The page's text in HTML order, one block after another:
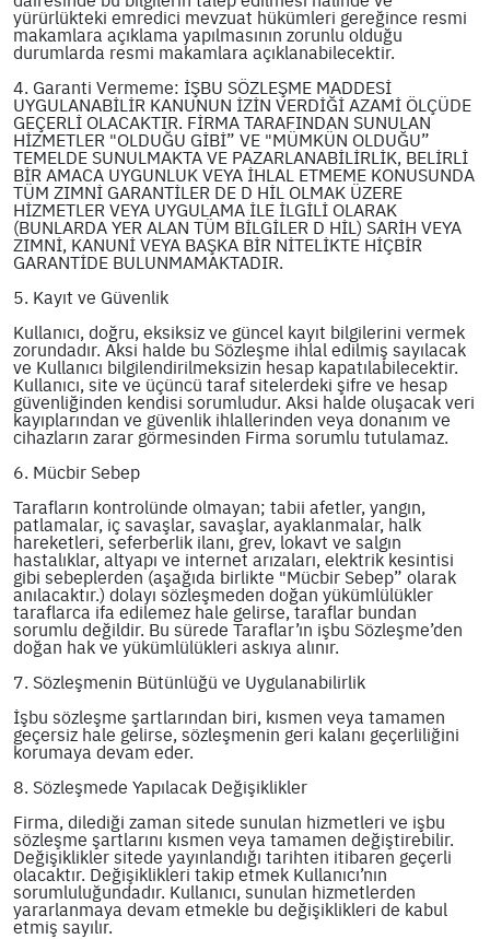
yürürlükteki emredici mevzuat hükümleri gereğince resmi
makamlara açıklama yapılmasının zorunlu olduğu
durumlarda resmi makamlara açıklanabilecektir.
4. Garanti Vermeme: İŞBU SÖZLEŞME MADDESİ
UYGULANABİLİR KANUNUN İZİN VERDİĞİ AZAMİ ÖLÇÜDE
GEÇERLİ OLACAKTIR. FİRMA TARAFINDAN SUNULAN
HİZMETLER "OLDUĞU GİBİ” VE "MÜMKÜN OLDUĞU”
TEMELDE SUNULMAKTA VE PAZARLANABİLİRLİK, BELİRLİ
BİR AMACA UYGUNLUK VEYA İHLAL ETMEME KONUSUNDA
TÜM ZIMNİ GARANTİLER DE D HİL OLMAK ÜZERE
HİZMETLER VEYA UYGULAMA İLE İLGİLİ OLARAK
(BUNLARDA YER ALAN TÜM BİLGİLER D HİL) SARİH VEYA
ZIMNİ, KANUNİ VEYA BAŞKA BİR NİTELİKTE HİÇBİR
GARANTİDE BULUNMAMAKTADIR.
5. Kayıt ve Güvenlik
Kullanıcı, doğru, eksiksiz ve güncel kayıt bilgilerini vermek
zorundadır. Aksi halde bu Sözleşme ihlal edilmiş sayılacak
ve Kullanıcı bilgilendirilmeksizin hesap kapatılabilecektir.
Kullanıcı, site ve üçüncü taraf sitelerdeki şifre ve hesap
güvenliğinden kendisi sorumludur. Aksi halde oluşacak veri
kayıplarından ve güvenlik ihlallerinden veya donanım ve
cihazların zarar görmesinden Firma sorumlu tutulamaz.
6. Mücbir Sebep
Tarafların kontrolünde olmayan; tabii afetler, yangın,
patlamalar, iç savaşlar, savaşlar, ayaklanmalar, halk
hareketleri, seferberlik ilanı, grev, lokavt ve salgın
hastalıklar, altyapı ve internet arızaları, elektrik kesintisi
gibi sebeplerden (aşağıda birlikte "Mücbir Sebep” olarak
anılacaktır.) dolayı sözleşmeden doğan yükümlülükler
taraflarca ifa edilemez hale gelirse, taraflar bundan
sorumlu değildir. Bu sürede Taraflar’ın işbu Sözleşme’den
doğan hak ve yükümlülükleri askıya alınır.
7. Sözleşmenin Bütünlüğü ve Uygulanabilirlik
İşbu sözleşme şartlarından biri, kısmen veya tamamen
geçersiz hale gelirse, sözleşmenin geri kalanı geçerliliğini
korumaya devam eder.
8. Sözleşmede Yapılacak Değişiklikler
Firma, dilediği zaman sitede sunulan hizmetleri ve işbu
sözleşme şartlarını kısmen veya tamamen değiştirebilir.
Değişiklikler sitede yayınlandığı tarihten itibaren geçerli
olacaktır. Değişiklikleri takip etmek Kullanıcı’nın
sorumluluğundadır. Kullanıcı, sunulan hizmetlerden
yararlanmaya devam etmekle bu değişiklikleri de kabul
etmiş sayılır.